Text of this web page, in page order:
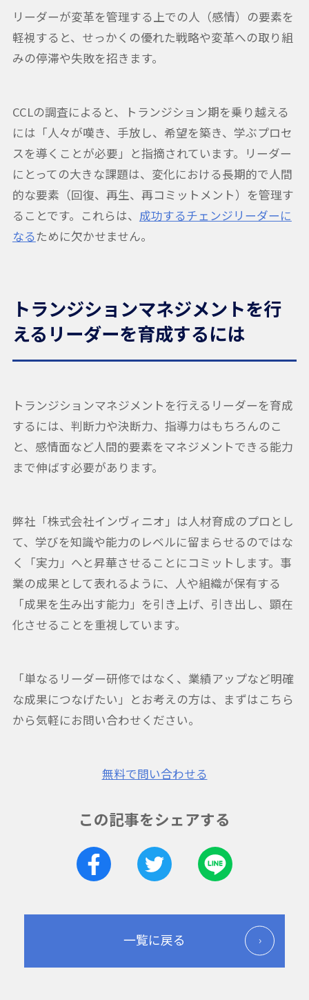
リーダーが変革を管理する上での人（感情）の要素を
軽視すると、せっかくの優れた戦略や変革への取り組
みの停滞や失敗を招きます。
CCLの調査によると、トランジション期を乗り越える
には「人々が嘆き、手放し、希望を築き、学ぶプロセ
スを導くことが必要」と指摘されています。リーダー
にとっての大きな課題は、変化における長期的で人間
的な要素（回復、再生、再コミットメント）を管理す
ることです。これらは、 成功するチェンジリーダーに
なるために欠かせません。
トランジションマネジメントを行
えるリーダーを育成するには
トランジションマネジメントを行えるリーダーを育成
するには、判断力や決断力、指導力はもちろんのこ
と、感情面など人間的要素をマネジメントできる能力
まで伸ばす必要があります。
弊社「株式会社インヴィニオ」は人材育成のプロとし
て、学びを知識や能力のレベルに留まらせるのではな
く「実力」へと昇華させることにコミットします。事
業の成果として表れるように、人や組織が保有する
「成果を生み出す能力」を引き上げ、引き出し、顕在
化させることを重視しています。
「単なるリーダー研修ではなく、業績アップなど明確
な成果につなげたい」とお考えの方は、まずはこちら
から気軽にお問い合わせください。
無料で問い合わせる
この記事をシェアする
一覧に戻る